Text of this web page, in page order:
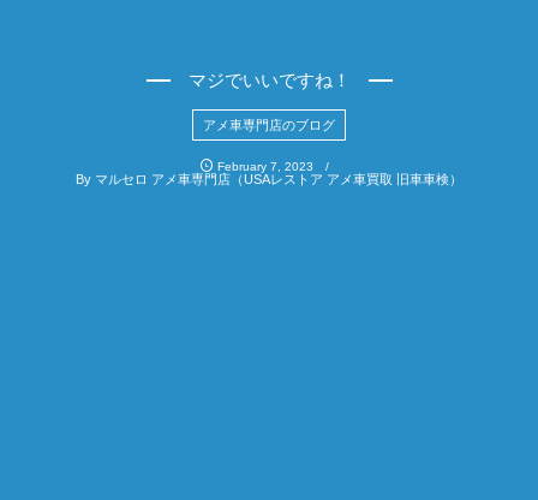
マジでいいですね！
アメ車専門店のブログ
February 7 2023
By マルセロ アメ車専門店（USAレストア アメ車買取 旧車車検）